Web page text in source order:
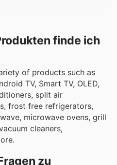
finde ich
of products such as
TV, Smart TV, OLED,
split air
frost free refrigerators,
microwave ovens, grill
cleaners,
zu